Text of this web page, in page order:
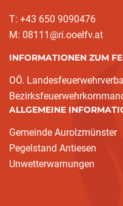
T: +43 650 9090476
M: 08111@ri.ooelfv.at
INFORMATIONEN ZUM
OÖ.
ALLGEMEINE
Gemeinde Aurolzmünster
Pegelstand Antiesen
Unwetterwarnungen